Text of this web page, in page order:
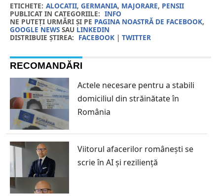
ETICHETE: ALOCATII, GERMANIA, MAJORARE, PENSII
PUBLICAT IN CATEGORIILE: INFO
NE PUTEȚI URMĂRI ȘI PE PAGINA NOASTRĂ DE FACEBOOK,
GOOGLE NEWSSAU LINKEDIN
DISTRIBUIE ȘTIREA: FACEBOOK| TWITTER
RECOMANDĂRI
Actele necesare pentru a stabili
domiciliul din străinătate în
România
Viitorul afacerilor românești se
scrie în AI și reziliență